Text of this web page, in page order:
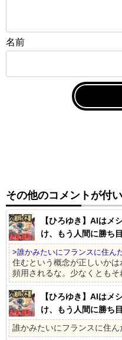
名前
その他のコメントが付
【ひろゆき】AIはメ
け、もう人間に勝ち
>誰かみたいにフランスに住ん
住むという概念が正しいか
頻用されるな。少なくともそ
【ひろゆき】AIはメ
け、もう人間に勝ち
誰かみたいにフランスに住ん